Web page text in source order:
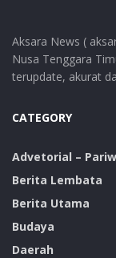
Aksara News (
Nusa Tenggara
terupdate, akurat
CATEGORY
Advetorial –
Berita Lembata
Berita Utama
Budaya
Daerah